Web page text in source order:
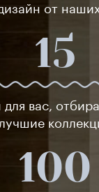
от
15
вас,
лучшие
100